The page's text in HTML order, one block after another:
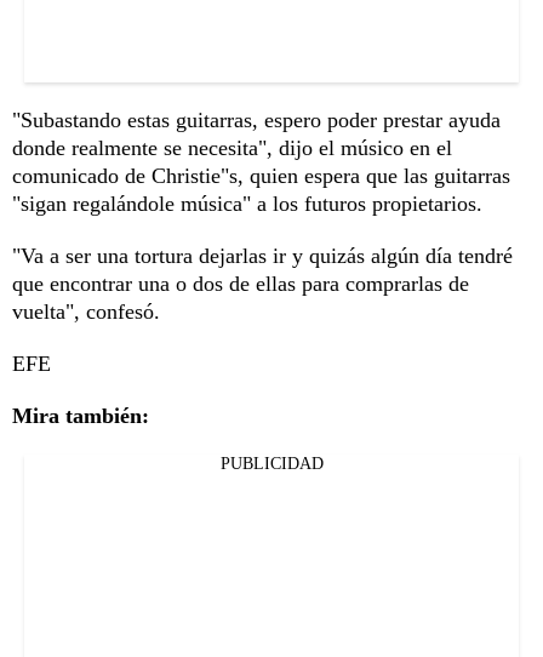
"Subastando estas guitarras, espero poder prestar ayuda
donde realmente se necesita", dijo el músico en el
comunicado de Christie"s, quien espera que las guitarras
"sigan regalándole música" a los futuros propietarios.
"Va a ser una tortura dejarlas ir y quizás algún día tendré
que encontrar una o dos de ellas para comprarlas de
vuelta", confesó.
EFE
Mira también:
PUBLICIDAD